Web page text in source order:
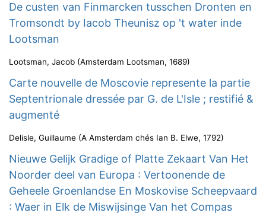
De custen van Finmarcken tusschen Dronten en
Tromsondt by Iacob Theunisz op 't water inde
Lootsman
Lootsman, Jacob (Amsterdam Lootsman, 1689)
Carte nouvelle de Moscovie represente la partie
Septentrionale dressée par G. de L'Isle ; restifié &
augmenté
Delisle, Guillaume (A Amsterdam chés Ian B. Elwe, 1792)
Nieuwe Gelijk Gradige of Platte Zekaart Van Het
Noorder deel van Europa : Vertoonende de
Geheele Groenlandse En Moskovise Scheepvaard
: Waer in Elk de Miswijsinge Van het Compas